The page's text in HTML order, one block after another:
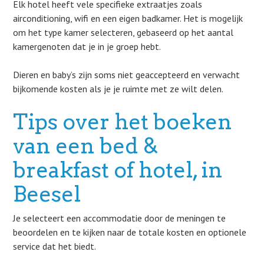
Elk hotel heeft vele specifieke extraatjes zoals
airconditioning, wifi en een eigen badkamer. Het is mogelijk
om het type kamer selecteren, gebaseerd op het aantal
kamergenoten dat je in je groep hebt.
Dieren en baby’s zijn soms niet geaccepteerd en verwacht
bijkomende kosten als je je ruimte met ze wilt delen.
Tips over het boeken
van een bed &
breakfast of hotel, in
Beesel
Je selecteert een accommodatie door de meningen te
beoordelen en te kijken naar de totale kosten en optionele
service dat het biedt.